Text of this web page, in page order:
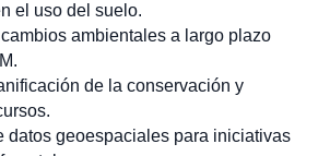
el uso del suelo.
ambientales a largo plazo
de la conservación y
datos geoespaciales para iniciativas